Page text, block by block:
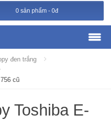
0 sản phẩm - 0đ
đen trắng
cũ
Toshiba E-